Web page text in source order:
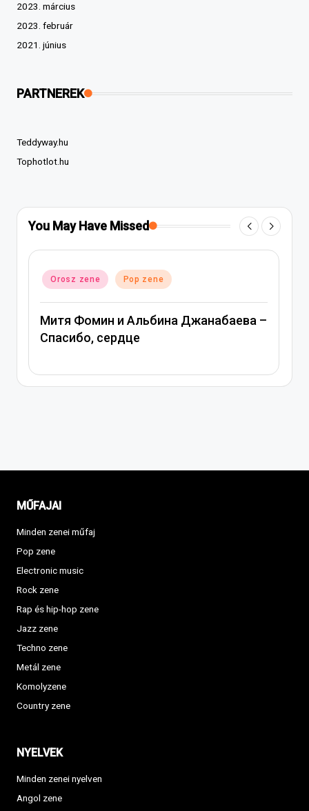
2023. március
2023. február
2021. június
PARTNEREK
Teddyway.hu
Tophotlot.hu
You May Have Missed
Posted
in
Orosz zene Pop zene
Митя Фомин и Альбина Джанабаева –
Спасибо, сердце
MŰFAJAI
Minden zenei műfaj
Pop zene
Electronic music
Rock zene
Rap és hip-hop zene
Jazz zene
Techno zene
Metál zene
Komolyzene
Country zene
NYELVEK
Minden zenei nyelven
Angol zene